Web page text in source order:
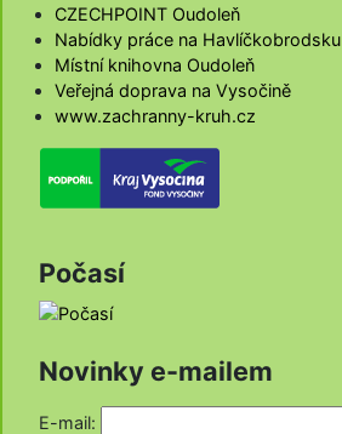
CZECHPOINT Oudoleň
Nabídky práce na Havlíčkobrodsku
Místní knihovna Oudoleň
Veřejná doprava na Vysočině
www.zachranny-kruh.cz
Počasí
Novinky e-mailem
E-mail: